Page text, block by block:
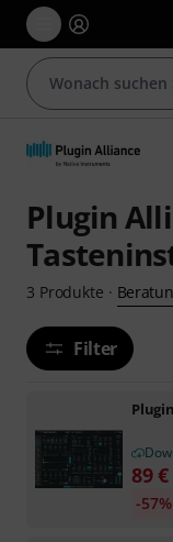
Plugin
3 Produkte ·
Filter
89€
-57%